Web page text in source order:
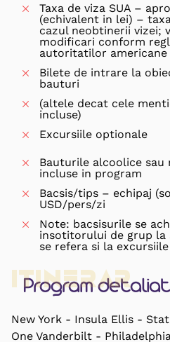
Taxa de viza SUA –
(echivalent in lei) –
cazul neobtinerii vizei;
modificari conform
autoritatilor americane
Bilete de intrare la
bauturi
(altele decat cele
incluse)
Excursiile optionale
Bauturile alcoolice
incluse in program
Bacsis/tips – echipaj
USD/pers/zi
Note: bacsisurile se
insotitorului de grup la
se refera si la
Program detaliat
Itinerar
New York - Insula Ellis -
One Vanderbilt -